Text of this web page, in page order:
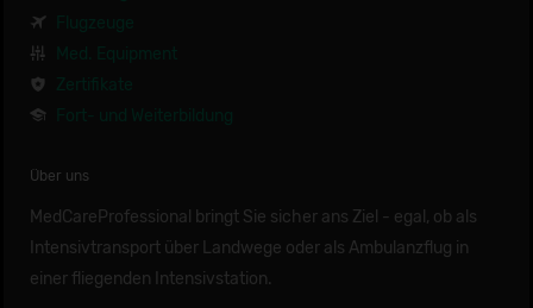
Über uns
MedCareProfessional bringt Sie sicher ans Ziel - egal, ob als
Intensivtransport über Landwege oder als Ambulanzflug in
einer fliegenden Intensivstation.